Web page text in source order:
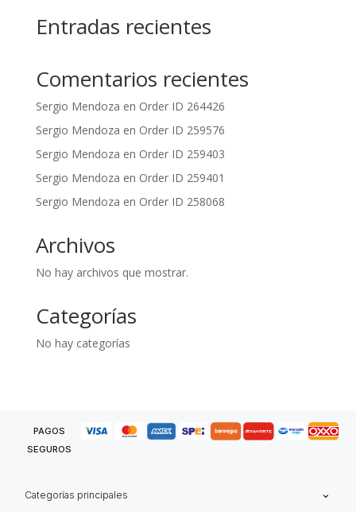
Entradas recientes
Comentarios recientes
Sergio Mendoza en Order ID 264426
Sergio Mendoza en Order ID 259576
Sergio Mendoza en Order ID 259403
Sergio Mendoza en Order ID 259401
Sergio Mendoza en Order ID 258068
Archivos
No hay archivos que mostrar.
Categorías
No hay categorías
PAGOS
SEGUROS
Categorías principales